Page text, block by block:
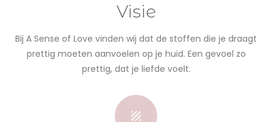
Visie
Bij A Sense of Love vinden wij dat de stoffen die je draagt
prettig moeten aanvoelen op je huid. Een gevoel zo
prettig, dat je liefde voelt.